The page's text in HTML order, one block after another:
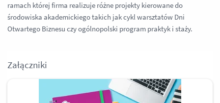
ramach której firma realizuje różne projekty kierowane do
środowiska akademickiego takich jak cykl warsztatów Dni
Otwartego Biznesu czy ogólnopolski program praktyk i staży.
Załączniki